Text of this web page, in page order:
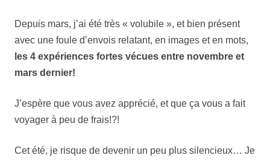
Depuis mars, j’ai été très « volubile », et bien présent
avec une foule d’envois relatant, en images et en mots,
les 4 expériences fortes vécues entre novembre et
mars dernier!
J’espère que vous avez apprécié, et que ça vous a fait
voyager à peu de frais!?!
Cet été, je risque de devenir un peu plus silencieux… Je